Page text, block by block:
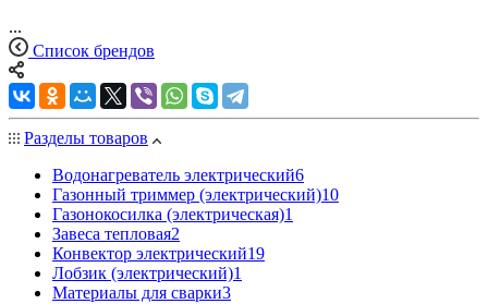
...
Список брендов
Разделы товаров
Водонагреватель электрический6
Газонный триммер (электрический)10
Газонокосилка (электрическая)1
Завеса тепловая2
Конвектор электрический19
Лобзик (электрический)1
Материалы для сварки3